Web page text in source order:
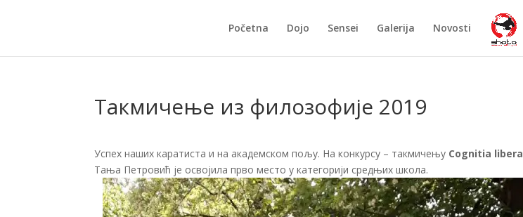
Početna Dojo Sensei Galerija Novosti
Такмичење из филозофије 2019
Успех наших каратиста и на академском пољу. На конкурсу – такмичењу Cognitia libera
Тања Петровић је освојила прво место у категорији средњих школа.